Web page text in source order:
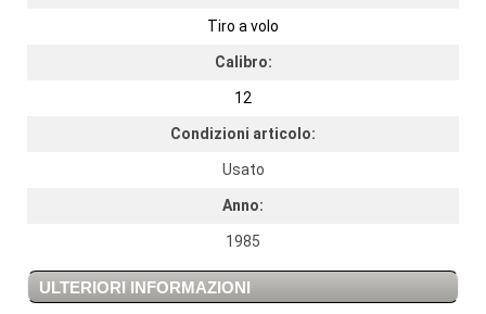
Tiro a volo
Calibro:
12
Condizioni articolo:
Usato
Anno:
1985
ULTERIORI INFORMAZIONI